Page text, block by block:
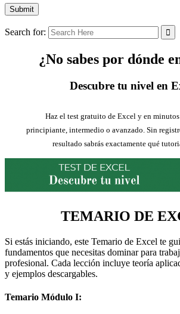
Search for:
¿No sabes por dónde
Descubre tu nivel en
Haz el test gratuito de Excel y en minutos
principiante, intermedio o avanzado. Sin
resultado sabrás exactamente qué
TEMARIO DE
Si estás iniciando, este Temario de Excel te
fundamentos que necesitas dominar para
profesional. Cada lección incluye teoría
y ejemplos descargables.
Temario Módulo I: